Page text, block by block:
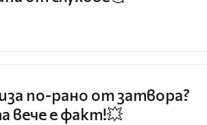
по-рано от затвора?
вече е факт!💥